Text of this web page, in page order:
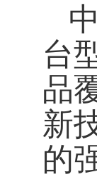
台
品
新
的